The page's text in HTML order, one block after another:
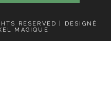
RESERVED |
DESIGNÉ
MAGIQUE